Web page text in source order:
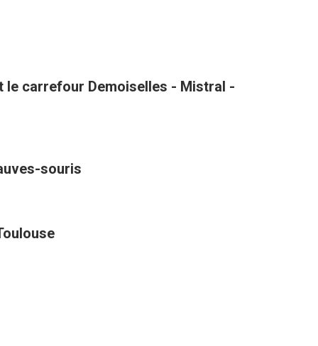
le carrefour Demoiselles - Mistral -
souris